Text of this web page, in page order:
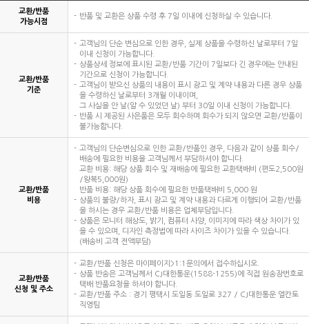
교환/반품
가능시점
반품 및 교환은 상품 수령 후 7일 이내에 신청하실 수 있습니다.
교환/반품
기준
고객님의 단순 변심으로 인한 경우, 실제 상품을 수령하신 날로부터 7일
이내 신청이 가능합니다.
상품상세 정보에 표시된 교환/반품 기간이 7일보다 긴 경우에는 안내된
기간으로 신청이 가능합니다.
고객님이 받으신 상품의 내용이 표시 광고 및 계약 내용과 다른 경우 상품
을 수령하신 날로부터 3개월 이내이며,
그 사실을 안 날(알 수 있었던 날) 부터 30일 이내 신청이 가능합니다.
반품 시 제공된 사은품은 모두 회수하며 회수가 되지 않으면 교환/반품이
불가능합니다.
교환/반품
비용
고객님의 단순변심으로 인한 교환/반품인 경우, 다음과 같이 상품 회수/
배송에 필요한 비용을 고객님께서 부담하셔야 합니다.
교환 비용: 해당 상품 회수 및 재배송에 필요한 교환택배비 (편도2,500원
/왕복5,000원)
반품 비용: 해당 상품 회수에 필요한 반품택배비 5,000 원
상품의 불량/하자, 표시 광고 및 계약 내용과 다르게 이행되어 교환/반품
을 하시는 경우 교환/반품 비용은 업체부담입니다.
상품은 모니터 해상도, 밝기, 컴퓨터 사양, 이미지에 따라 색상 차이가 있
을 수 있으며, 디자인 측정법에 따라 사이즈 차이가 있을 수 있습니다.
(배송비 고객 전액부담)
교환/반품
신청 및 주소
교환/반품 신청은 마이페이지>1:1문의에서 접수하십시오.
상품 반송은 고객님께서 CJ대한통운(1588-1255)에 직접 원송장번호로
택배 반품요청을 하셔야 합니다.
교환/반품 주소 : 경기 평택시 도일동 도일로 327 / CJ대한통운 엘칸토
직영팀